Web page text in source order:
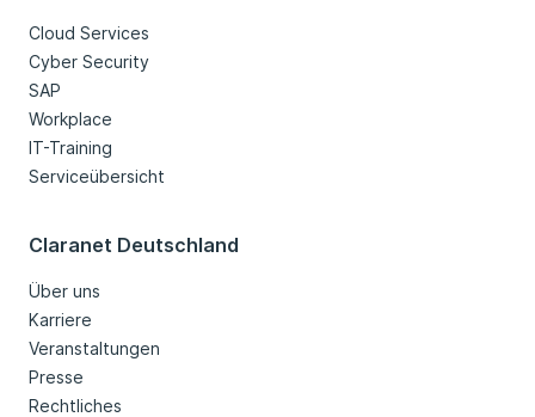
Cloud Services
Cyber Security
SAP
Workplace
IT-Training
Serviceübersicht
Claranet Deutschland
Über uns
Karriere
Veranstaltungen
Presse
Rechtliches